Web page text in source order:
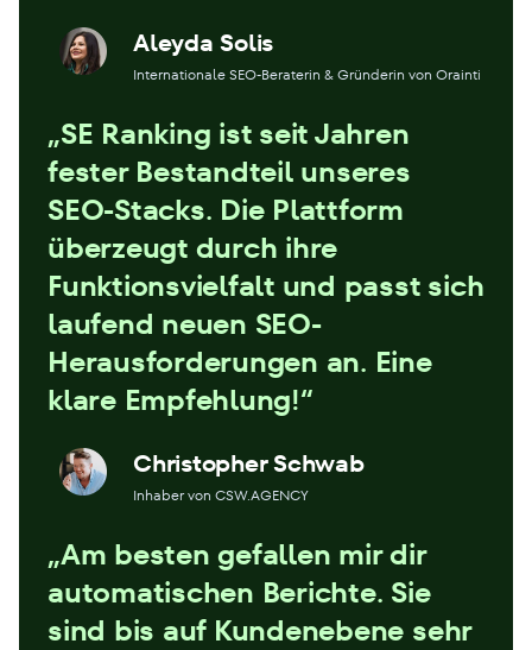
Aleyda Solis
Internationale SEO-Beraterin & Gründerin von Orainti
„SE Ranking ist seit Jahren
fester Bestandteil unseres
SEO-Stacks. Die Plattform
überzeugt durch ihre
Funktionsvielfalt und passt sich
laufend neuen SEO-
Herausforderungen an. Eine
klare Empfehlung!“
Christopher Schwab
Inhaber von CSW.AGENCY
„Am besten gefallen mir dir
automatischen Berichte. Sie
sind bis auf Kundenebene sehr